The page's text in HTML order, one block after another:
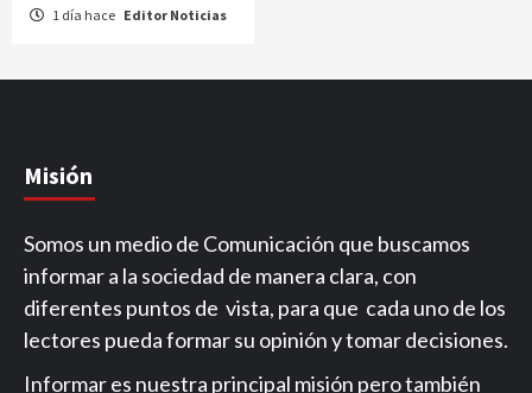
1 día hace Editor Noticias
Misión
Somos un medio de Comunicación que buscamos
informar a la sociedad de manera clara, con
diferentes puntos de vista, para que cada uno de los
lectores pueda formar su opinión y tomar decisiones.
Informar es nuestra principal misión pero también